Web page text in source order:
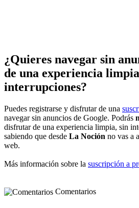
¿Quieres navegar sin
de una experiencia
interrupciones?
Puedes registrarse y disfrutar de una
navegar sin anuncios de Google. Podrás
disfrutar de una experiencia limpia, sin
sabiendo que desde La Noción no vas a
web.
Más información sobre la suscripción a
Comentarios